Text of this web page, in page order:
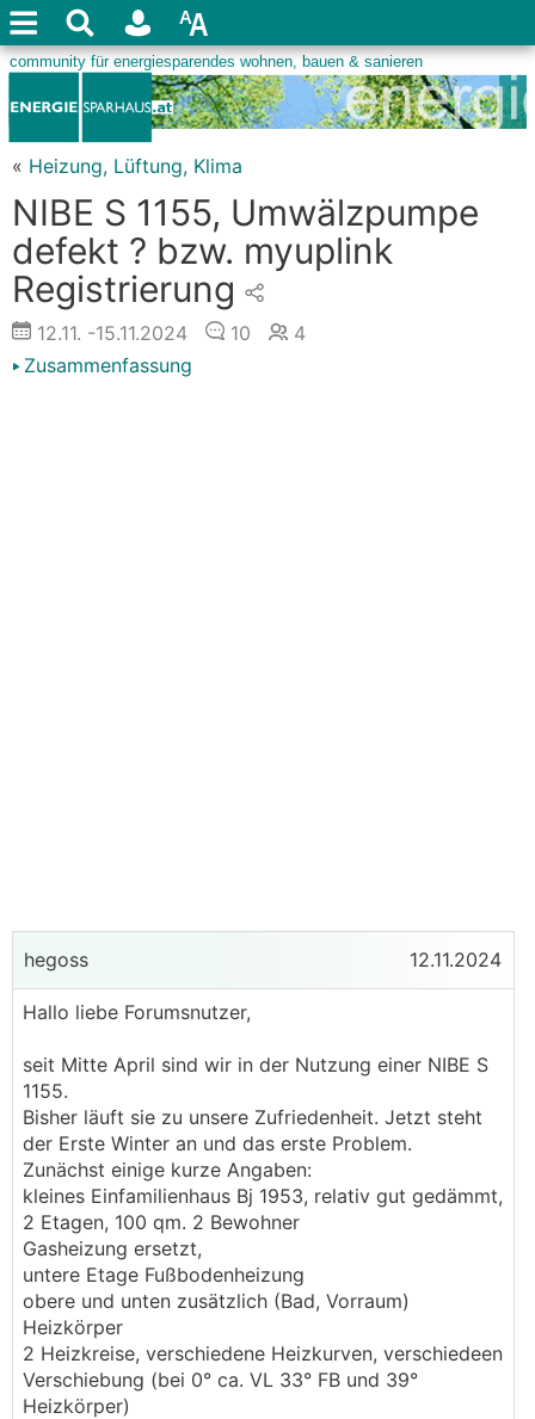
« Heizung, Lüftung, Klima
NIBE S 1155, Umwälzpumpe
defekt ? bzw. myuplink
Registrierung
12.11. -15.11.2024 10
4
Zusammenfassung
hegoss 12.11.2024
Hallo liebe Forumsnutzer,
seit Mitte April sind wir in der Nutzung einer NIBE S
1155.
Bisher läuft sie zu unsere Zufriedenheit. Jetzt steht
der Erste Winter an und das erste Problem.
Zunächst einige kurze Angaben:
kleines Einfamilienhaus Bj 1953, relativ gut gedämmt,
2 Etagen, 100 qm. 2 Bewohner
Gasheizung ersetzt,
untere Etage Fußbodenheizung
obere und unten zusätzlich (Bad, Vorraum)
Heizkörper
2 Heizkreise, verschiedene Heizkurven, verschiedeen
Verschiebung (bei 0° ca. VL 33° FB und 39°
Heizkörper)